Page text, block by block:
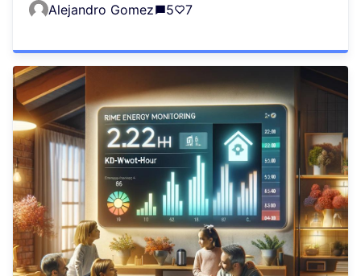
Alejandro Gomez 5 7